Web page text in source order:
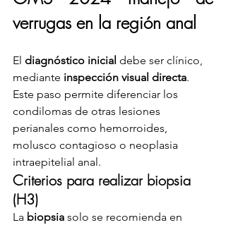
verrugas en la región anal
El diagnóstico inicial debe ser clínico,
mediante inspección visual directa.
Este paso permite diferenciar los
condilomas de otras lesiones
perianales como hemorroides,
molusco contagioso o neoplasia
intraepitelial anal.
Criterios para realizar biopsia
(H3)
La biopsia solo se recomienda en